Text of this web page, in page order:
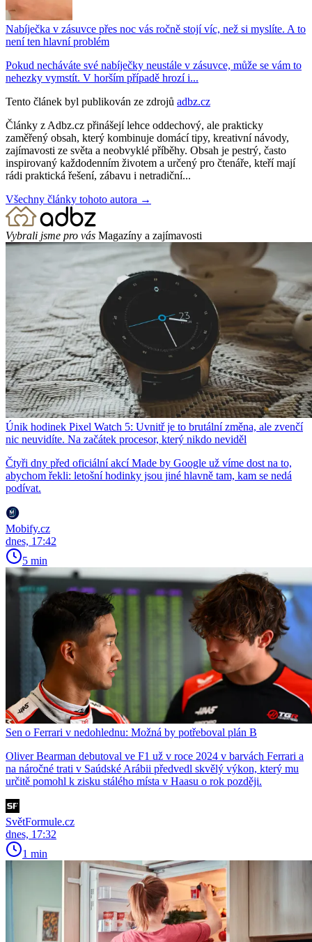
Nabíječka v zásuvce přes noc vás ročně stojí víc, než si myslíte. A to
není ten hlavní problém
Pokud necháváte své nabíječky neustále v zásuvce, může se vám to
nehezky vymstít. V horším případě hrozí i...
Tento článek byl publikován ze zdrojů adbz.cz
Články z Adbz.cz přinášejí lehce oddechový, ale prakticky
zaměřený obsah, který kombinuje domácí tipy, kreativní návody,
zajímavosti ze světa a neobvyklé příběhy. Obsah je pestrý, často
inspirovaný každodenním životem a určený pro čtenáře, kteří mají
rádi praktická řešení, zábavu i netradiční...
Všechny články tohoto autora →
Vybrali jsme pro vás Magazíny a zajímavosti
Únik hodinek Pixel Watch 5: Uvnitř je to brutální změna, ale zvenčí
nic neuvidíte. Na začátek procesor, který nikdo neviděl
Čtyři dny před oficiální akcí Made by Google už víme dost na to,
abychom řekli: letošní hodinky jsou jiné hlavně tam, kam se nedá
podívat.
Mobify.cz
dnes, 17:42
5 min
Sen o Ferrari v nedohlednu: Možná by potřeboval plán B
Oliver Bearman debutoval ve F1 už v roce 2024 v barvách Ferrari a
na náročné trati v Saúdské Arábii předvedl skvělý výkon, který mu
určitě pomohl k zisku stálého místa v Haasu o rok později.
SvětFormule.cz
dnes, 17:32
1 min